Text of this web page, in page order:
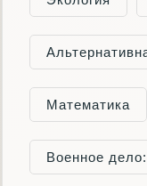
Математика
Военное